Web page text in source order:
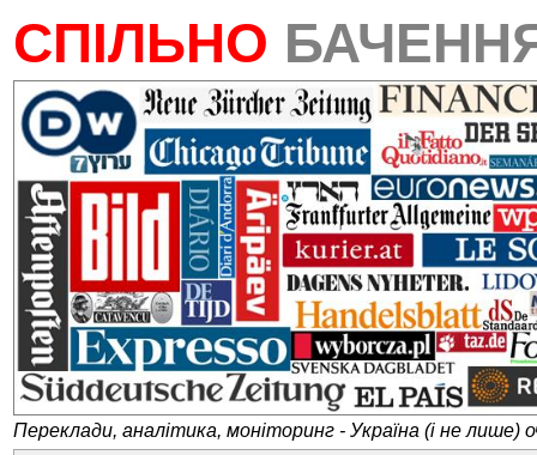
СПІЛЬНО
Переклади, аналітика, моніторинг - Україна (і не лише)